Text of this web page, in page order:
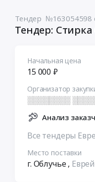
Тендер №163054598
Тендер:
Начальная цена
15 000 ₽
Организатор
░░░░░░░░
Анализ
Все тендеры
Место поставки
г. Облучье,